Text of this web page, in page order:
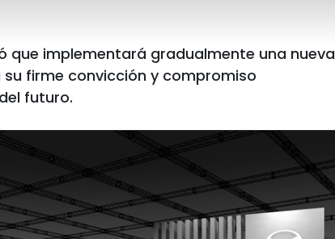
que implementará gradualmente una nueva
firme convicción y compromiso
futuro.